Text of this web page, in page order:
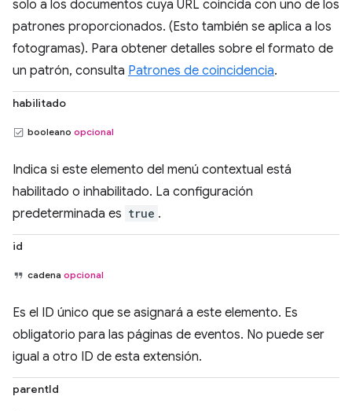
solo a los documentos cuya URL coincida con uno de los
patrones proporcionados. (Esto también se aplica a los
fotogramas). Para obtener detalles sobre el formato de
un patrón, consulta Patrones de coincidencia.
habilitado
booleano opcional
Indica si este elemento del menú contextual está
habilitado o inhabilitado. La configuración
predeterminada es true .
id
cadena opcional
Es el ID único que se asignará a este elemento. Es
obligatorio para las páginas de eventos. No puede ser
igual a otro ID de esta extensión.
parentId